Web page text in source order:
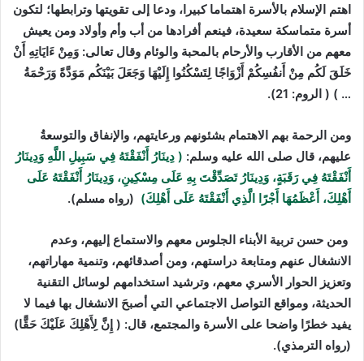
اهتم الإسلام بالأسرة اهتماما كبيرا، ودعا إلى تقويتها وترابطها؛ لتكون
أسرة متماسكة سعيدة، فينعم أفرادها من أب وأم وأولاد ومن يعيش
معهم من الأقارب والأرحام بالمحبة والوئام وقال تعالى: وَمِنْ ءَايَاتِهِ أَنْ
خَلَقَ لَكُم مِنْ أَنفُسِكُمْ أَزْوَاجًا لِتَسْكُنُوا إِلَيْهَا وَجَعَلَ بَيْنَكُم مَوَدَّةً وَرَحْمَةُ
… ) ( الروم: 21).
ومن الرحمة بهم الاهتمام بشئونهم ورعايتهم، والإنفاق والتوسعةُ
عليهم، قال صلى الله عليه وسلم: ( دِينَارُ أَنْفَقْتَهُ فِي سَبِيلِ اللَّهِ وَدِينَارُ
أَنْفَقْتَهُ فِي رَقَبَةٍ، وَدِينَارُ تَصَدِّقْتَ بِهِ عَلَى مِسْكِينِ، وَدِينَارُ أَنْفَقْتَهُ عَلَى
أَهْلِكَ، أَعْظَمُهَا أَجْرًا الَّذِي أَنْفَقْتَهُ عَلَى أَهْلِكَ) (رواه مسلم).
ومن حسن تربية الأبناء الجلوس معهم والاستماع إليهم، وعدم
الانشغال عنهم ومتابعة دراستهم، ومن أصدقائهم، وتنمية مهاراتهم،
وتعزيز الحوار الأسري معهم، وترشيد استخدامهم لوسائل التقنية
الحديثة، ومواقع التواصل الاجتماعي التي أصبحَ الانشغال بها فيما لا
يفيد خطرًا واضحا على الأسرة والمجتمع، قال: ( إِنَّ لِأَهْلِكَ عَلَيْكَ حَقًّا)
(رواه الترمذي).